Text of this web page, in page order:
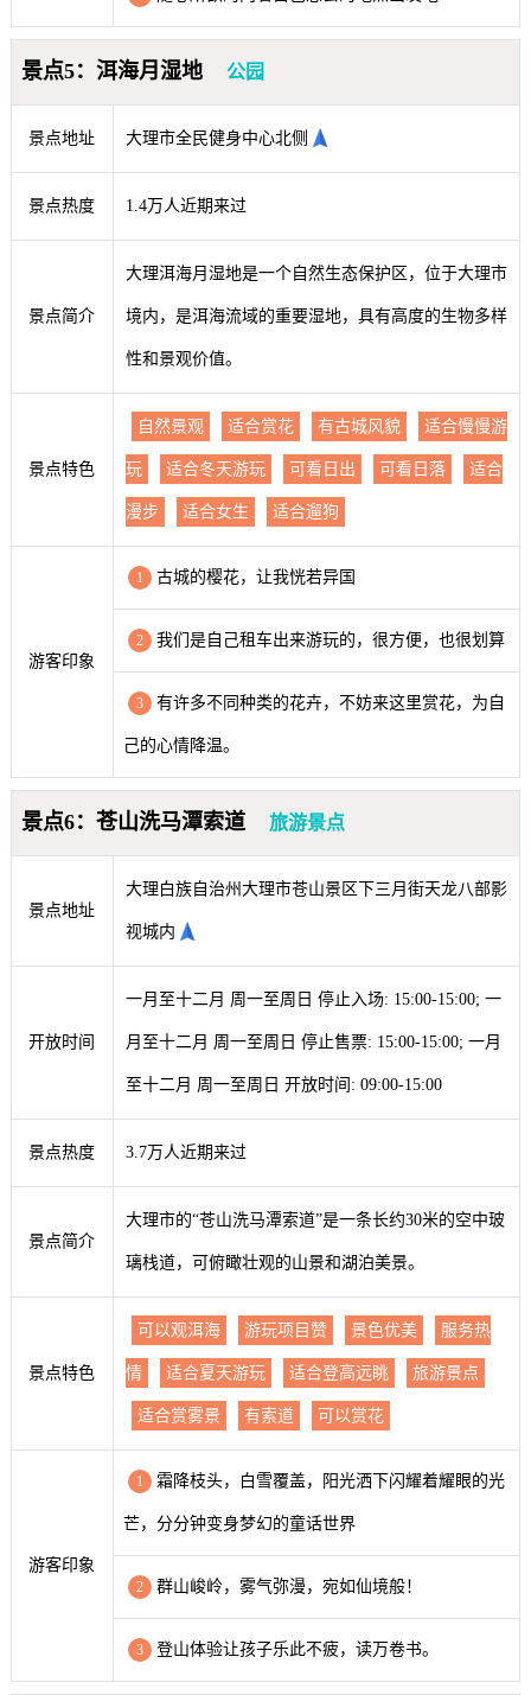
景点5：洱海月湿地 公园
景点地址 大理市全民健身中心北侧
景点热度 1.4万人近期来过
景点简介
大理洱海月湿地是一个自然生态保护区，位于大理市
境内，是洱海流域的重要湿地，具有高度的生物多样
性和景观价值。
景点特色
自然景观 适合赏花 有古城风貌 适合慢慢游
玩 适合冬天游玩 可看日出 可看日落 适合
漫步 适合女生 适合遛狗
游客印象
1 古城的樱花，让我恍若异国
2 我们是自己租车出来游玩的，很方便，也很划算
3 有许多不同种类的花卉，不妨来这里赏花，为自
己的心情降温。
景点6：苍山洗马潭索道 旅游景点
景点地址
大理白族自治州大理市苍山景区下三月街天龙八部影
视城内
开放时间
一月至十二月 周一至周日 停止入场: 15:00-15:00; 一
月至十二月 周一至周日 停止售票: 15:00-15:00; 一月
至十二月 周一至周日 开放时间: 09:00-15:00
景点热度 3.7万人近期来过
景点简介
大理市的“苍山洗马潭索道”是一条长约30米的空中玻
璃栈道，可俯瞰壮观的山景和湖泊美景。
景点特色
可以观洱海 游玩项目赞 景色优美 服务热
情 适合夏天游玩 适合登高远眺 旅游景点
适合赏雾景 有索道 可以赏花
游客印象
1 霜降枝头，白雪覆盖，阳光洒下闪耀着耀眼的光
芒，分分钟变身梦幻的童话世界
2 群山峻岭，雾气弥漫，宛如仙境般！
3 登山体验让孩子乐此不疲，读万卷书。